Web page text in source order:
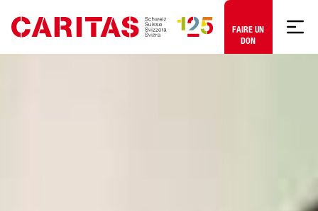
Aller au contenu
FAIRE UN
DON